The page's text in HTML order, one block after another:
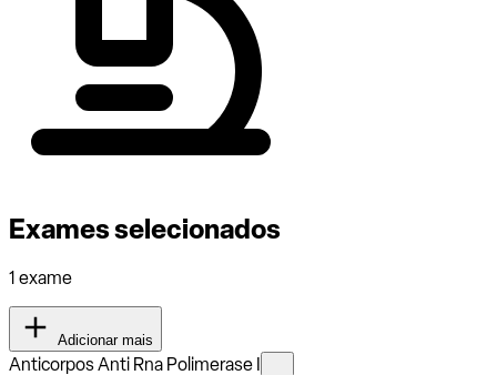
Exames selecionados
1 exame
Adicionar mais
Anticorpos Anti Rna Polimerase I